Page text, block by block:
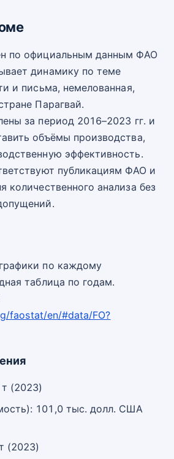
по официальным данным ФАО
динамику по теме
и письма, немелованная,
Парагвай.
за период 2016–2023 гг. и
объёмы производства,
эффективность.
публикациям ФАО и
количественного анализа без
по каждому
таблица по годам.
faostat/en/#data/FO?
(2023)
101,0 тыс. долл. США
(2023)